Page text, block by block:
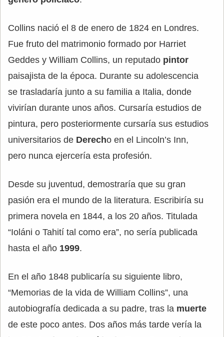
Collins nació el 8 de enero de 1824 en Londres.
Fue fruto del matrimonio formado por Harriet
Geddes y William Collins, un reputado pintor
paisajista de la época. Durante su adolescencia
se trasladaría junto a su familia a Italia, donde
vivirían durante unos años. Cursaría estudios de
pintura, pero posteriormente cursaría sus estudios
universitarios de Derecho en el Lincoln’s Inn,
pero nunca ejercería esta profesión.
Desde su juventud, demostraría que su gran
pasión era el mundo de la literatura. Escribiría su
primera novela en 1844, a los 20 años. Titulada
“Ioláni o Tahití tal como era”, no sería publicada
hasta el año 1999.
En el año 1848 publicaría su siguiente libro,
“Memorias de la vida de William Collins”, una
autobiografía dedicada a su padre, tras la muerte
de este poco antes. Dos años más tarde vería la